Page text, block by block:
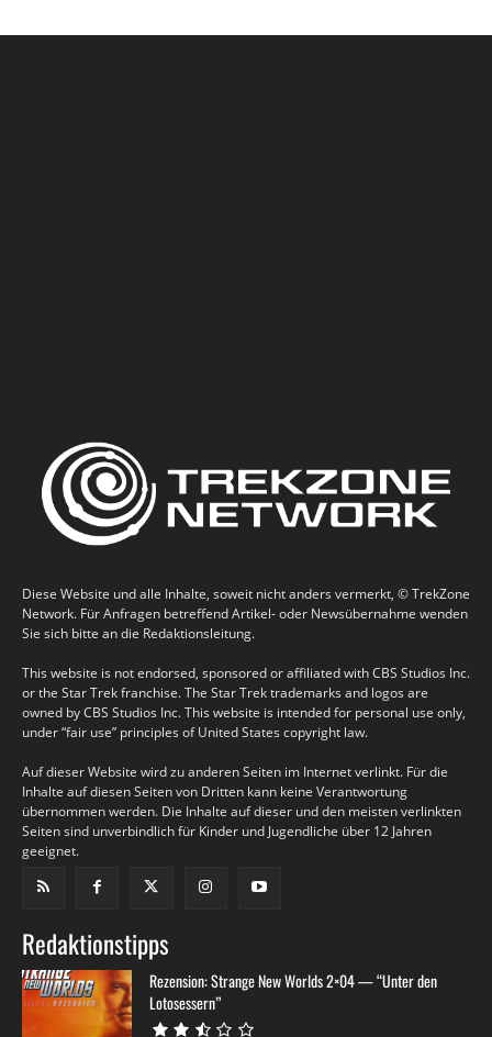
Diese Website und alle Inhalte, soweit nicht anders vermerkt, © TrekZone
Network. Für Anfragen betreffend Artikel- oder Newsübernahme wenden
Sie sich bitte an die Redaktionsleitung.
This website is not endorsed, sponsored or affiliated with CBS Studios Inc.
or the Star Trek franchise. The Star Trek trademarks and logos are
owned by CBS Studios Inc. This website is intended for personal use only,
under “fair use” principles of United States copyright law.
Auf dieser Website wird zu anderen Seiten im Internet verlinkt. Für die
Inhalte auf diesen Seiten von Dritten kann keine Verantwortung
übernommen werden. Die Inhalte auf dieser und den meisten verlinkten
Seiten sind unverbindlich für Kinder und Jugendliche über 12 Jahren
geeignet.
Redaktionstipps
Rezension: Strange New Worlds 2×04 — “Unter den
Lotosessern”